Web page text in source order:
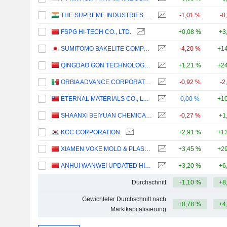
THE SUPREME INDUSTRIES LIMITED -1,01 % -
FSPG HI-TECH CO., LTD. +0,08 %
SUMITOMO BAKELITE COMPANY LIMITED -4,20 %
QINGDAO GON TECHNOLOGY CO., LTD. +1,21 %
ORBIA ADVANCE CORPORATION, S.A.B. DE C.V. -0,92 % -
ETERNAL MATERIALS CO., LTD. 0,00 %
SHAANXI BEIYUAN CHEMICAL INDUSTRY GROUP CO., LTD. -0,27 %
KCC CORPORATION +2,91 %
XIAMEN VOKE MOLD & PLASTIC ENGINEERING CO., LTD. +3,45 %
ANHUI WANWEI UPDATED HIGH-TECH MATERIAL INDUSTRY CO.,LTD +3,20 %
Durchschnitt +1,10 %
Gewichteter Durchschnitt nach
Marktkapitalisierung
+0,78 %